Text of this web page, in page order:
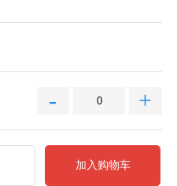
- +
加入购物车